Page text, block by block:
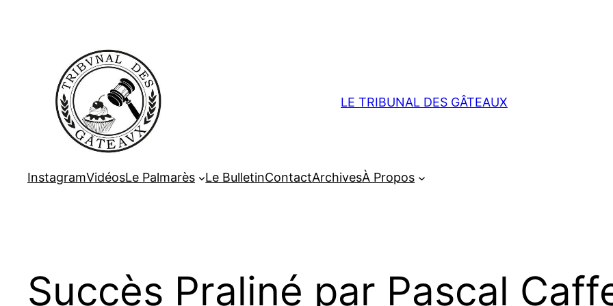
LE TRIBUNAL DES GÂTEAUX
InstagramVidéosLe Palmarès Le BulletinContactArchivesÀ Propos
Succès Praliné par Pascal